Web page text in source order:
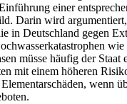
einer
Darin wird
in Deutschland gegen
müsse häufig der Staat
mit einem höheren
wenn